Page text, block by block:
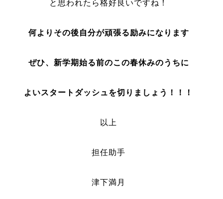
と思われたら格好良いですね！
何よりその後自分が頑張る励みになります
ぜひ、新学期始る前のこの春休みのうちに
よいスタートダッシュを切りましょう！！！
以上
担任助手
津下満月